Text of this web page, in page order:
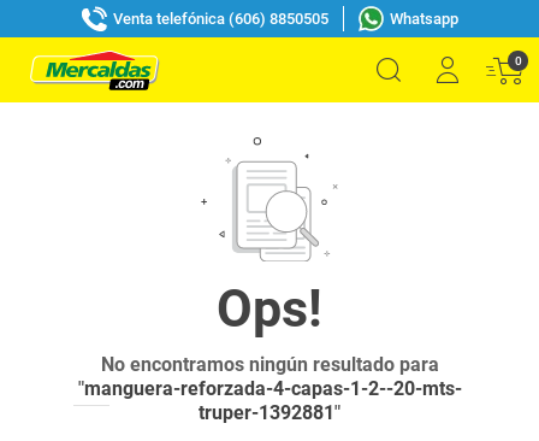
Venta telefónica (606) 8850505 Whatsapp
0
No encontramos ningún resultado para
"manguera-reforzada-4-capas-1-2--20-mts-
truper-1392881"